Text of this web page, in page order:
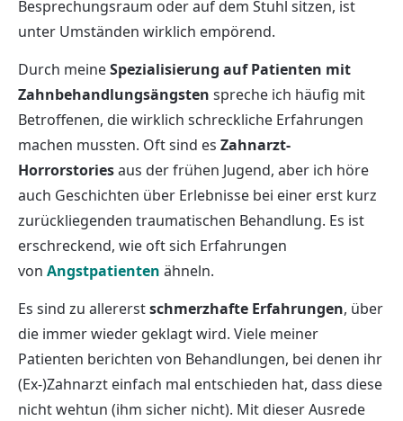
Besprechungsraum oder auf dem Stuhl sitzen, ist
unter Umständen wirklich empörend.
Durch meineSpezialisierung auf Patienten mit
Zahnbehandlungsängsten spreche ich häufig mit
Betroffenen, die wirklich schreckliche Erfahrungen
machen mussten. Oft sind es Zahnarzt-
Horrorstoriesaus der frühen Jugend, aber ich höre
auch Geschichten über Erlebnisse bei einer erst kurz
zurückliegenden traumatischen Behandlung. Es ist
erschreckend, wie oft sich Erfahrungen
von Angstpatienten ähneln.
Es sind zu allererstschmerzhafte Erfahrungen, über
die immer wieder geklagt wird. Viele meiner
Patienten berichten von Behandlungen, bei denen ihr
(Ex-)Zahnarzt einfach mal entschieden hat, dass diese
nicht wehtun (ihm sicher nicht). Mit dieser Ausrede